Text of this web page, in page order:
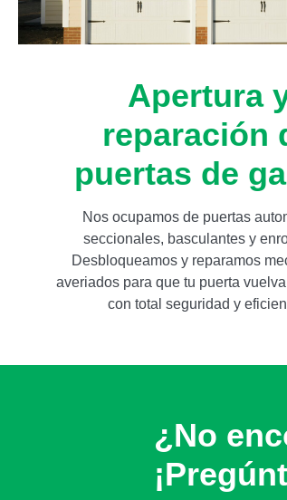
Apertura
reparación
puertas de
Nos ocupamos de puertas
seccionales, basculantes y
Desbloqueamos y reparamos
averiados para que tu puerta
con total seguridad y
¿No